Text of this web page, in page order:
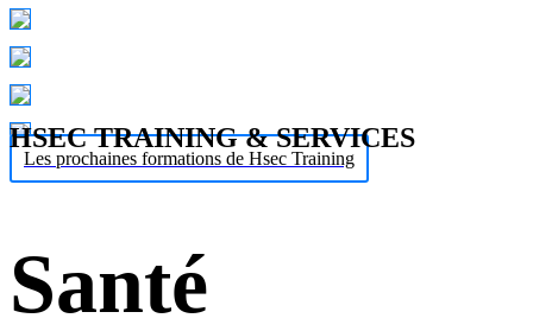
Les prochaines formations de Hsec Training
HSEC TRAINING & SERVICES
Santé